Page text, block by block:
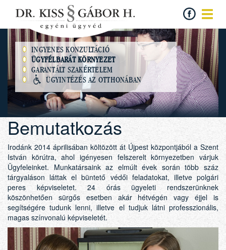
INGYENES KONZULTÁCIÓ
ÜGYFÉLBARÁT KÖRNYEZET
GARANTÁLT SZAKÉRTELEM
ÜGYINTÉZÉS AZ OTTHONÁBAN
Bemutatkozás
Irodánk 2014 áprilisában költözött át Újpest központjából a Szent
István körútra, ahol igényesen felszerelt környezetben várjuk
Ügyfeleinket. Munkatársaink az elmúlt évek során több száz
tárgyaláson láttak el büntető védői feladatokat, illetve polgári
peres képviseletet. 24 órás ügyeleti rendszerünknek
köszönhetően sürgős esetben akár hétvégén vagy éjjel is
segítségére tudunk lenni, illetve el tudjuk látni professzionális,
magas színvonalú képviseletét.